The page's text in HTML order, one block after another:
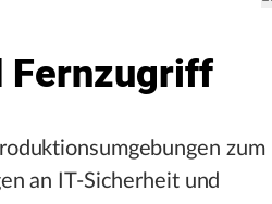
Fernzugriff
zum
an IT-Sicherheit und